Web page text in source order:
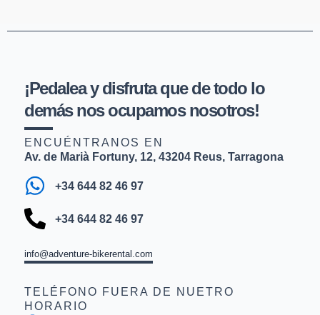
¡Pedalea y disfruta que de todo lo
demás nos ocupamos nosotros!
ENCUÉNTRANOS EN
Av. de Marià Fortuny, 12, 43204 Reus, Tarragona
+34 644 82 46 97
+34 644 82 46 97
info@adventure-bikerental.com
TELÉFONO FUERA DE NUETRO
HORARIO